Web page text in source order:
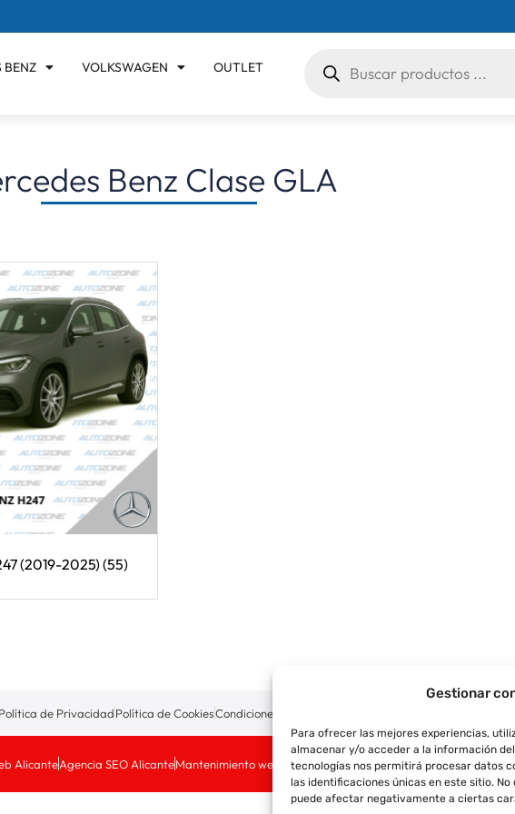
Gestionar
Para ofrecer las mejores experiencias,
almacenar y/o acceder a la información
tecnologías nos permitirá procesar datos
las identificaciones únicas en este sitio.
puede afectar negativamente a ciertas
BENZ VOLKSWAGEN OUTLET
Benz Clase GLA
(2019-2025)(55)
Política de PrivacidadPolítica de CookiesCondiciones de Compra
AlicanteAgencia SEO AlicanteMantenimiento web Alicante